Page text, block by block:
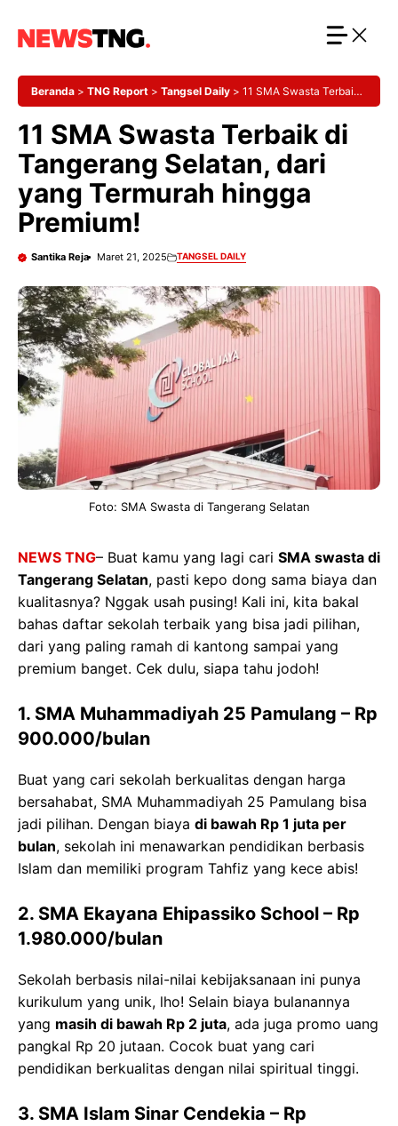
Beranda > TNG Report > Tangsel Daily > 11 SMA Swasta Terbaik
11 SMA Swasta Terbaik di
Tangerang Selatan, dari
yang Termurah hingga
Premium!
Santika Reja Maret 21, 2025 TANGSEL DAILY
Foto: SMA Swasta di Tangerang Selatan
NEWS TNG– Buat kamu yang lagi cari SMA swasta di
Tangerang Selatan, pasti kepo dong sama biaya dan
kualitasnya? Nggak usah pusing! Kali ini, kita bakal
bahas daftar sekolah terbaik yang bisa jadi pilihan,
dari yang paling ramah di kantong sampai yang
premium banget. Cek dulu, siapa tahu jodoh!
1. SMA Muhammadiyah 25 Pamulang – Rp
900.000/bulan
Buat yang cari sekolah berkualitas dengan harga
bersahabat, SMA Muhammadiyah 25 Pamulang bisa
jadi pilihan. Dengan biaya di bawah Rp 1 juta per
bulan, sekolah ini menawarkan pendidikan berbasis
Islam dan memiliki program Tahfiz yang kece abis!
2. SMA Ekayana Ehipassiko School – Rp
1.980.000/bulan
Sekolah berbasis nilai-nilai kebijaksanaan ini punya
kurikulum yang unik, lho! Selain biaya bulanannya
yang masih di bawah Rp 2 juta, ada juga promo uang
pangkal Rp 20 jutaan. Cocok buat yang cari
pendidikan berkualitas dengan nilai spiritual tinggi.
3. SMA Islam Sinar Cendekia – Rp